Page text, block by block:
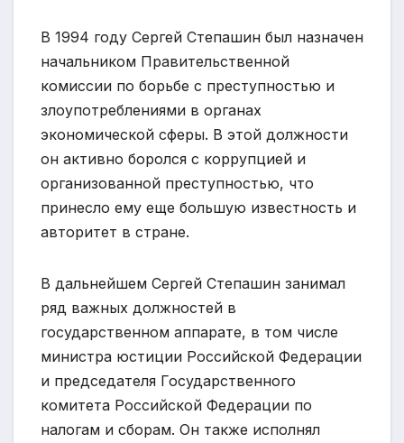
В 1994 году Сергей Степашин был назначен
начальником Правительственной
комиссии по борьбе с преступностью и
злоупотреблениями в органах
экономической сферы. В этой должности
он активно боролся с коррупцией и
организованной преступностью, что
принесло ему еще большую известность и
авторитет в стране.
В дальнейшем Сергей Степашин занимал
ряд важных должностей в
государственном аппарате, в том числе
министра юстиции Российской Федерации
и председателя Государственного
комитета Российской Федерации по
налогам и сборам. Он также исполнял